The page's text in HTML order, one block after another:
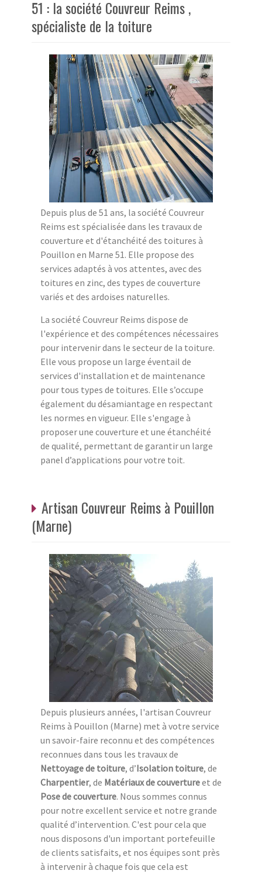
51 : la société Couvreur Reims ,
spécialiste de la toiture
Depuis plus de 51 ans, la société Couvreur
Reims est spécialisée dans les travaux de
couverture et d'étanchéité des toitures à
Pouillon en Marne 51. Elle propose des
services adaptés à vos attentes, avec des
toitures en zinc, des types de couverture
variés et des ardoises naturelles.
La société Couvreur Reims dispose de
l'expérience et des compétences nécessaires
pour intervenir dans le secteur de la toiture.
Elle vous propose un large éventail de
services d'installation et de maintenance
pour tous types de toitures. Elle s’occupe
également du désamiantage en respectant
les normes en vigueur. Elle s'engage à
proposer une couverture et une étanchéité
de qualité, permettant de garantir un large
panel d’applications pour votre toit.
Artisan Couvreur Reims à Pouillon
(Marne)
Depuis plusieurs années, l'artisan Couvreur
Reims à Pouillon (Marne) met à votre service
un savoir-faire reconnu et des compétences
reconnues dans tous les travaux de
Nettoyage de toiture, d’Isolation toiture, de
Charpentier, de Matériaux de couvertureet de
Pose de couverture. Nous sommes connus
pour notre excellent service et notre grande
qualité d’intervention. C'est pour cela que
nous disposons d'un important portefeuille
de clients satisfaits, et nos équipes sont près
à intervenir à chaque fois que cela est